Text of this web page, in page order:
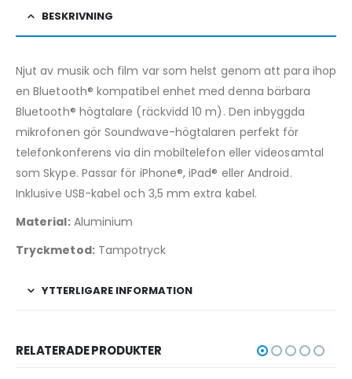
BESKRIVNING
Njut av musik och film var som helst genom att para ihop
en Bluetooth® kompatibel enhet med denna bärbara
Bluetooth® högtalare (räckvidd 10 m). Den inbyggda
mikrofonen gör Soundwave-högtalaren perfekt för
telefonkonferens via din mobiltelefon eller videosamtal
som Skype. Passar för iPhone®, iPad® eller Android.
Inklusive USB-kabel och 3,5 mm extra kabel.
Material:Aluminium
Tryckmetod:Tampotryck
YTTERLIGARE INFORMATION
RELATERADE PRODUKTER